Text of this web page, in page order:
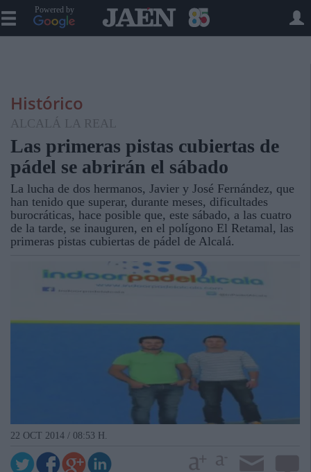
Powered by
Histórico
ALCALÁ LA REAL
Las primeras pistas cubiertas de
pádel se abrirán el sábado
La lucha de dos hermanos, Javier y José Fernández, que
han tenido que superar, durante meses, dificultades
burocráticas, hace posible que, este sábado, a las cuatro
de la tarde, se inauguren, en el polígono El Retamal, las
primeras pistas cubiertas de pádel de Alcalá.
22 OCT 2014 / 08:53 H.